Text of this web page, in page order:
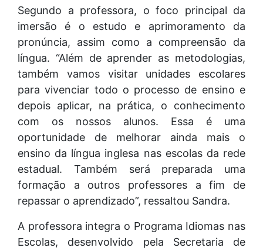
Segundo a professora, o foco principal da
imersão é o estudo e aprimoramento da
pronúncia, assim como a compreensão da
língua. “Além de aprender as metodologias,
também vamos visitar unidades escolares
para vivenciar todo o processo de ensino e
depois aplicar, na prática, o conhecimento
com os nossos alunos. Essa é uma
oportunidade de melhorar ainda mais o
ensino da língua inglesa nas escolas da rede
estadual. Também será preparada uma
formação a outros professores a fim de
repassar o aprendizado”, ressaltou Sandra.
A professora integra o Programa Idiomas nas
Escolas, desenvolvido pela Secretaria de